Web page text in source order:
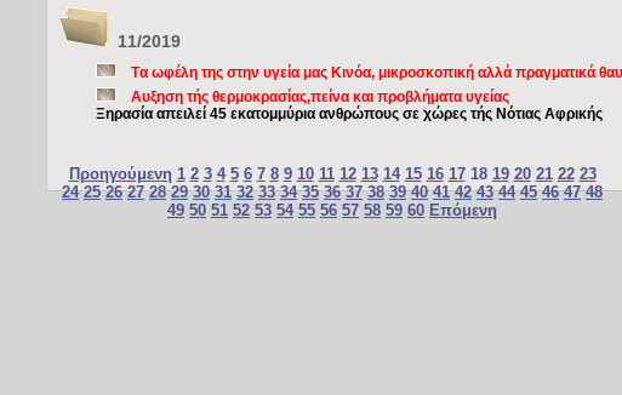
11/2019
Tα ωφέλη της στην υγεία μας Κινόα, μικροσκοπική αλλά πραγματικά
Αυξηση τής θερμοκρασίας,πείνα και προβλήματα υγείας
Ξηρασία απειλεί 45 εκατομμύρια ανθρώπους σε χώρες τής Νότιας Αφρικής
Προηγούμενη 1 2 3 4 5 6 7 8 9 10 11 12 13 14 15 16 1718 19 20 21 22 23
24 25 26 27 28 29 30 31 32 33 34 35 36 37 38 39 40 41 42 43 44 45 46 47 48
49 50 51 52 53 54 55 56 57 58 59 60 Επόμενη